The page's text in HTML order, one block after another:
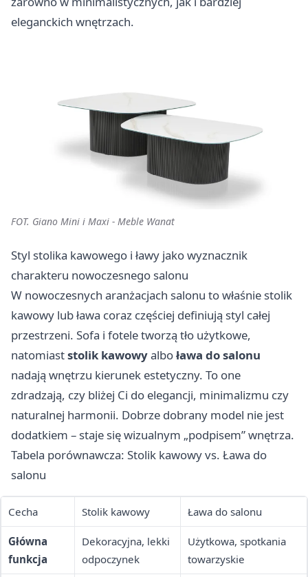
eleganckich wnętrzach.
FOT. Giano Mini i Maxi - Meble Wanat
Styl stolika kawowego i ławy jako wyznacznik
charakteru nowoczesnego salonu
W nowoczesnych aranżacjach salonu to właśnie stolik
kawowy lub ława coraz częściej definiują styl całej
przestrzeni. Sofa i fotele tworzą tło użytkowe,
natomiaststolik kawowyalboława do salonu
nadają wnętrzu kierunek estetyczny. To one
zdradzają, czy bliżej Ci do elegancji, minimalizmu czy
naturalnej harmonii. Dobrze dobrany model nie jest
dodatkiem – staje się wizualnym „podpisem” wnętrza.
Tabela porównawcza: Stolik kawowy vs. Ława do
salonu
Cecha Stolik kawowy Ława do salonu
Główna
funkcja
Dekoracyjna, lekki
odpoczynek
Użytkowa, spotkania
towarzyskie